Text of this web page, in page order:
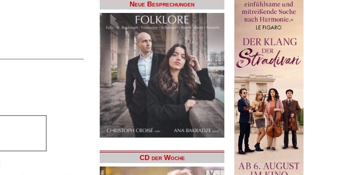
Neue Besprechungen
CD der Woche